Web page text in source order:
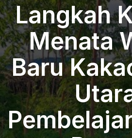
Langkah
Menata
Baru